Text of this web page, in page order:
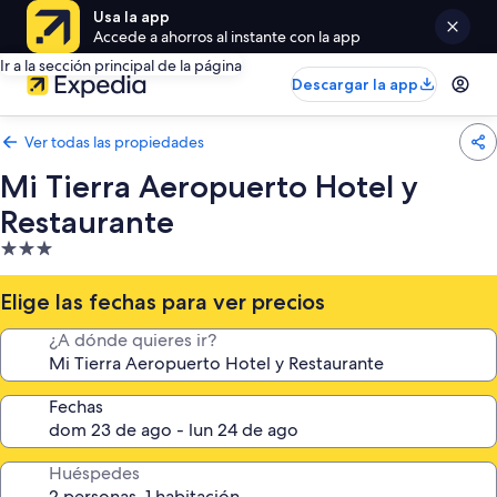
Usa la app
Accede a ahorros al instante con la app
Ir a la sección principal de la página
Descargar la app
Ver todas las propiedades
Mi Tierra Aeropuerto Hotel y
Restaurante
Propiedad
de
3.0
estrellas
Elige las fechas para ver precios
¿A dónde quieres ir?
Fechas
Huéspedes